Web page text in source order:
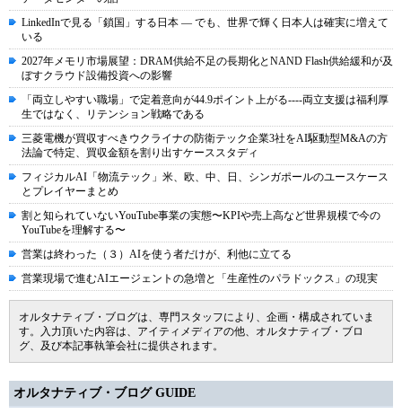
LinkedInで見る「鎖国」する日本 ― でも、世界で輝く日本人は確実に増えて
いる
2027年メモリ市場展望：DRAM供給不足の長期化とNAND Flash供給緩和が及
ぼすクラウド設備投資への影響
「両立しやすい職場」で定着意向が44.9ポイント上がる----両立支援は福利厚
生ではなく、リテンション戦略である
三菱電機が買収すべきウクライナの防衛テック企業3社をAI駆動型M&Aの方
法論で特定、買収金額を割り出すケーススタディ
フィジカルAI「物流テック」米、欧、中、日、シンガポールのユースケース
とプレイヤーまとめ
割と知られていないYouTube事業の実態〜KPIや売上高など世界規模で今の
YouTubeを理解する〜
営業は終わった（３）AIを使う者だけが、利他に立てる
営業現場で進むAIエージェントの急増と「生産性のパラドックス」の現実
オルタナティブ・ブログは、専門スタッフにより、企画・構成されていま
す。入力頂いた内容は、アイティメディアの他、オルタナティブ・ブロ
グ、及び本記事執筆会社に提供されます。
オルタナティブ・ブログ GUIDE